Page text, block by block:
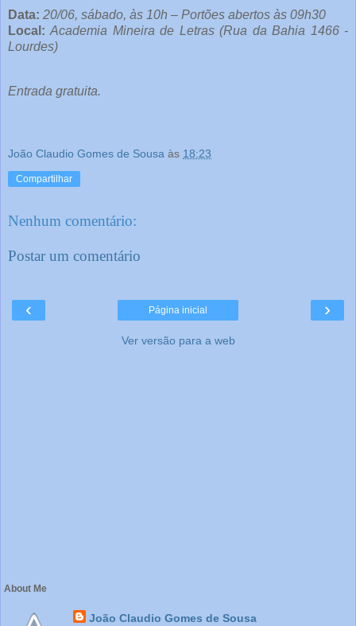
Data: 20/06, sábado, às 10h – Portões abertos às 09h30
Local:Academia Mineira de Letras (Rua da Bahia 1466 -
Lourdes)
Entrada gratuita.
João Claudio Gomes de Sousa às 18:23
Compartilhar
Nenhum comentário:
Postar um comentário
‹ ›
Página inicial
Ver versão para a web
About Me
João Claudio Gomes de Sousa